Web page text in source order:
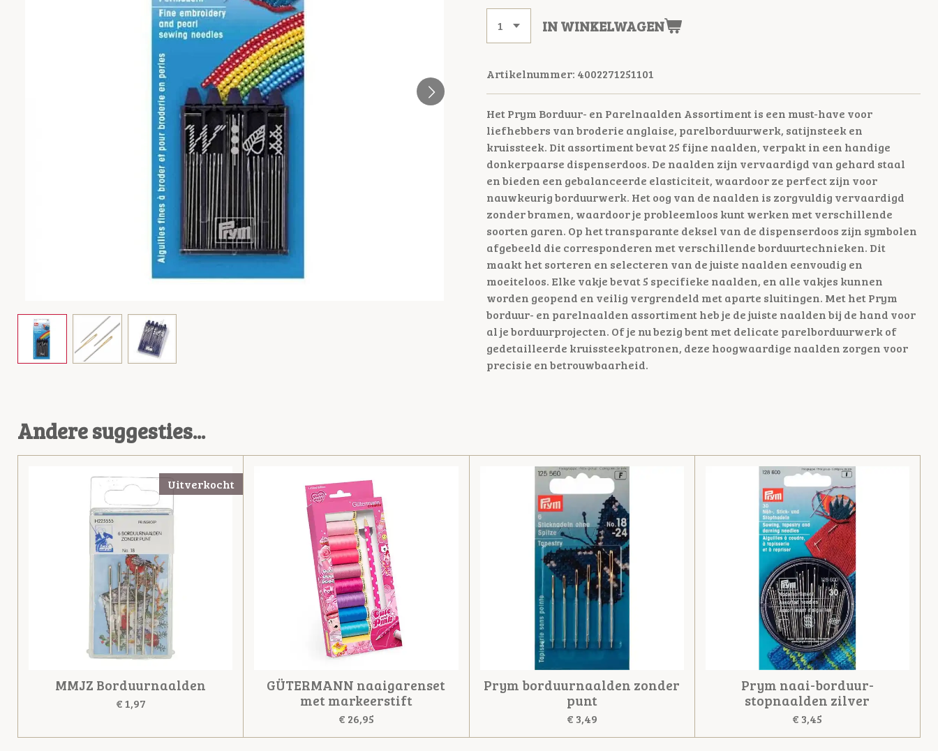
IN WINKELWAGEN
Artikelnummer: 4002271251101
Het Prym Borduur- en Parelnaalden Assortiment is een must-have voor
liefhebbers van broderie anglaise, parelborduurwerk, satijnsteek en
kruissteek. Dit assortiment bevat 25 fijne naalden, verpakt in een handige
donkerpaarse dispenserdoos. De naalden zijn vervaardigd van gehard staal
en bieden een gebalanceerde elasticiteit, waardoor ze perfect zijn voor
nauwkeurig borduurwerk. Het oog van de naalden is zorgvuldig vervaardigd
zonder bramen, waardoor je probleemloos kunt werken met verschillende
soorten garen. Op het transparante deksel van de dispenserdoos zijn symbolen
afgebeeld die corresponderen met verschillende borduurtechnieken. Dit
maakt het sorteren en selecteren van de juiste naalden eenvoudig en
moeiteloos. Elke vakje bevat 5 specifieke naalden, en alle vakjes kunnen
worden geopend en veilig vergrendeld met aparte sluitingen. Met het Prym
borduur- en parelnaalden assortiment heb je de juiste naalden bij de hand voor
al je borduurprojecten. Of je nu bezig bent met delicate parelborduurwerk of
gedetailleerde kruissteekpatronen, deze hoogwaardige naalden zorgen voor
precisie en betrouwbaarheid.
Andere suggesties...
Uitverkocht
MMJZ Borduurnaalden
€ 1,97
GÜTERMANN naaigarenset
met markeerstift
€ 26,95
Prym borduurnaalden zonder
punt
€ 3,49
Prym naai-borduur-
stopnaalden zilver
€ 3,45